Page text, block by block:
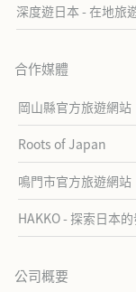
深度遊日本 - 在地旅
合作媒體
岡山縣官方旅遊網站
Roots of Japan
鳴門市官方旅遊網站
HAKKO - 探索日本
公司概要